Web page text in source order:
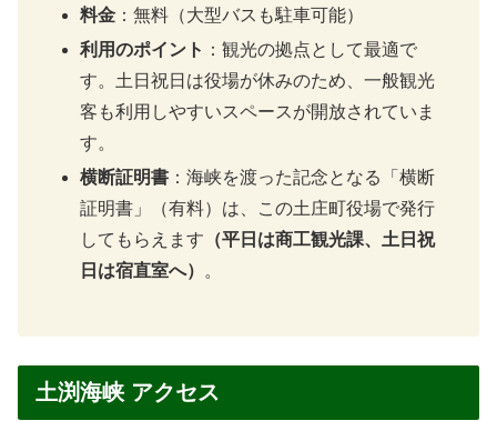
料金 ：無料（大型バスも駐車可能）
利用のポイント ：観光の拠点として最適で
す。土日祝日は役場が休みのため、一般観光
客も利用しやすいスペースが開放されていま
す。
横断証明書 ：海峡を渡った記念となる「横断
証明書」（有料）は、この土庄町役場で発行
してもらえます （平日は商工観光課、土日祝
日は宿直室へ）
。
土渕海峡 アクセス